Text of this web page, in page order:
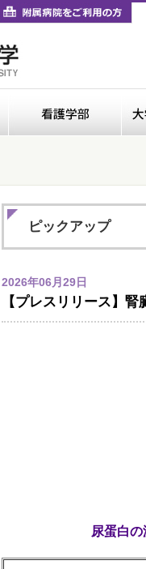
卒業生の方
ピックアップ
2026年06月29日
【プレスリリース】腎
尿蛋白